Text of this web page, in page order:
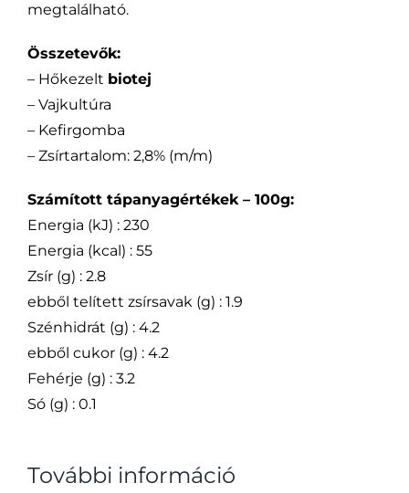
megtalálható.
Összetevők:
– Hőkezelt biotej
– Vajkultúra
– Kefirgomba
– Zsírtartalom: 2,8% (m/m)
Számított tápanyagértékek – 100g:
Energia (kJ) : 230
Energia (kcal) : 55
Zsír (g) : 2.8
ebből telített zsírsavak (g) : 1.9
Szénhidrát (g) : 4.2
ebből cukor (g) : 4.2
Fehérje (g) : 3.2
Só (g) : 0.1
További információ